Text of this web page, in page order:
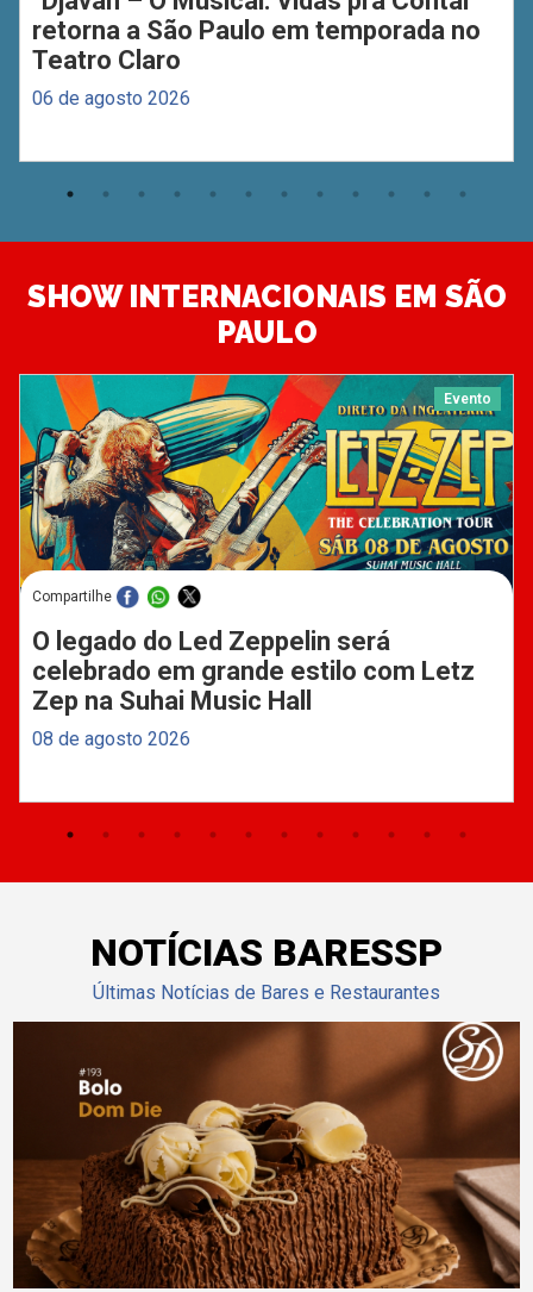
retorna a São Paulo em temporada no
Teatro Claro
06 de agosto 2026
SHOW INTERNACIONAIS EM SÃO
PAULO
Evento
Compartilhe
O legado do Led Zeppelin será
celebrado em grande estilo com Letz
Zep na Suhai Music Hall
08 de agosto 2026
NOTÍCIAS BARESSP
Últimas Notícias de Bares e Restaurantes